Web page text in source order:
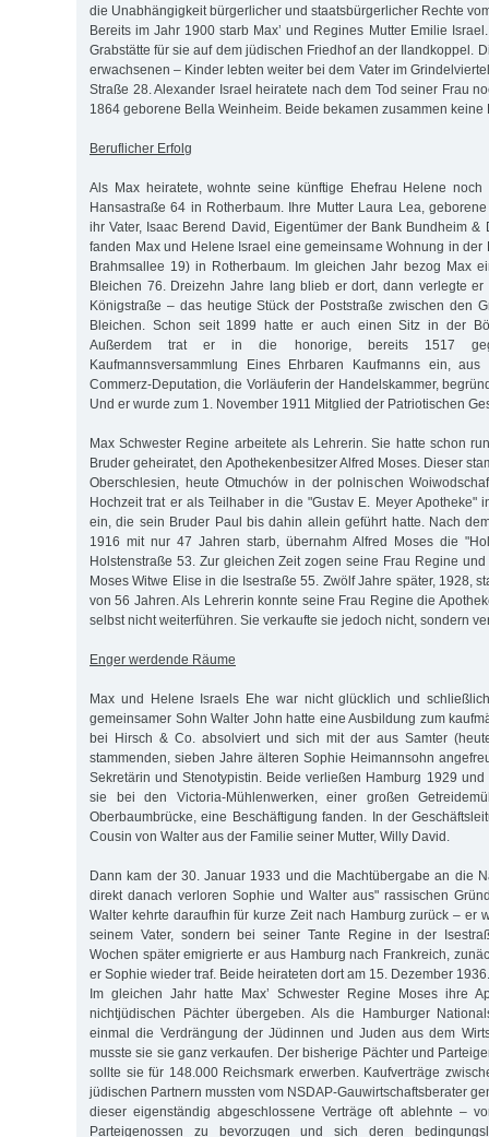
die Unabhängigkeit bürgerlicher und staatsbürgerlicher Rechte
Bereits im Jahr 1900 starb Max’ und Regines Mutter Emilie
Grabstätte für sie auf dem jüdischen Friedhof an der Ilandkoppel.
erwachsenen – Kinder lebten weiter bei dem Vater im
Straße 28. Alexander Israel heiratete nach dem Tod seiner Frau
1864 geborene Bella Weinheim. Beide bekamen zusammen keine
Beruflicher Erfolg
Als Max heiratete, wohnte seine künftige Ehefrau Helene
Hansastraße 64 in Rotherbaum. Ihre Mutter Laura Lea,
ihr Vater, Isaac Berend David, Eigentümer der Bank Bundheim &
fanden Max und Helene Israel eine gemeinsame Wohnung in der
Brahmsallee 19) in Rotherbaum. Im gleichen Jahr bezog Max
Bleichen 76. Dreizehn Jahre lang blieb er dort, dann verlegte
Königstraße – das heutige Stück der Poststraße zwischen den
Bleichen. Schon seit 1899 hatte er auch einen Sitz in der
Außerdem trat er in die honorige, bereits 1517
Kaufmannsversammlung Eines Ehrbaren Kaufmanns ein,
Commerz-Deputation, die Vorläuferin der Handelskammer,
Und er wurde zum 1. November 1911 Mitglied der Patriotischen
Max Schwester Regine arbeitete als Lehrerin. Sie hatte schon
Bruder geheiratet, den Apothekenbesitzer Alfred Moses. Dieser
Oberschlesien, heute Otmuchów in der polnischen
Hochzeit trat er als Teilhaber in die "Gustav E. Meyer Apotheke"
ein, die sein Bruder Paul bis dahin allein geführt hatte. Nach
1916 mit nur 47 Jahren starb, übernahm Alfred Moses die
Holstenstraße 53. Zur gleichen Zeit zogen seine Frau Regine
Moses Witwe Elise in die Isestraße 55. Zwölf Jahre später, 1928,
von 56 Jahren. Als Lehrerin konnte seine Frau Regine die
selbst nicht weiterführen. Sie verkaufte sie jedoch nicht, sondern
Enger werdende Räume
Max und Helene Israels Ehe war nicht glücklich und
gemeinsamer Sohn Walter John hatte eine Ausbildung zum
bei Hirsch & Co. absolviert und sich mit der aus Samter
stammenden, sieben Jahre älteren Sophie Heimannsohn
Sekretärin und Stenotypistin. Beide verließen Hamburg 1929
sie bei den Victoria-Mühlenwerken, einer großen
Oberbaumbrücke, eine Beschäftigung fanden. In der
Cousin von Walter aus der Familie seiner Mutter, Willy David.
Dann kam der 30. Januar 1933 und die Machtübergabe an die
direkt danach verloren Sophie und Walter aus" rassischen
Walter kehrte daraufhin für kurze Zeit nach Hamburg zurück – er
seinem Vater, sondern bei seiner Tante Regine in der
Wochen später emigrierte er aus Hamburg nach Frankreich,
er Sophie wieder traf. Beide heirateten dort am 15. Dezember 1936.
Im gleichen Jahr hatte Max’ Schwester Regine Moses ihre
nichtjüdischen Pächter übergeben. Als die Hamburger
einmal die Verdrängung der Jüdinnen und Juden aus dem
musste sie sie ganz verkaufen. Der bisherige Pächter und
sollte sie für 148.000 Reichsmark erwerben. Kaufverträge
jüdischen Partnern mussten vom NSDAP-Gauwirtschaftsberater
dieser eigenständig abgeschlossene Verträge oft ablehnte –
Parteigenossen zu bevorzugen und sich deren